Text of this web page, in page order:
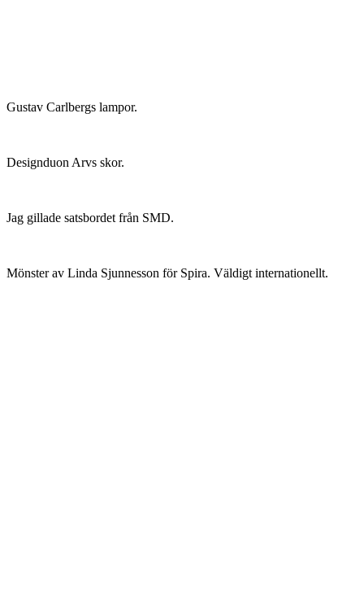
Gustav Carlbergs lampor.
Designduon Arvs skor.
Jag gillade satsbordet från SMD.
Mönster av Linda Sjunnesson för Spira. Väldigt internationellt.